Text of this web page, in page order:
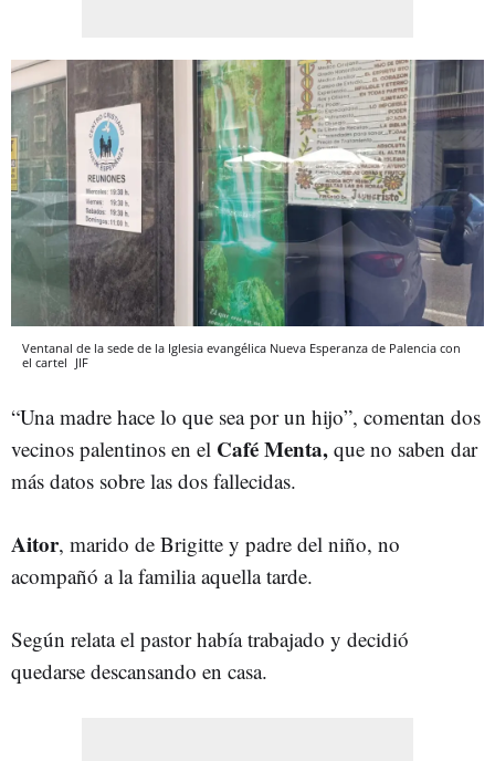
Ventanal de la sede de la Iglesia evangélica Nueva Esperanza de Palencia con
el cartel JIF
“Una madre hace lo que sea por un hijo”, comentan dos
vecinos palentinos en el Café Menta, que no saben dar
más datos sobre las dos fallecidas.
Aitor, marido de Brigitte y padre del niño, no
acompañó a la familia aquella tarde.
Según relata el pastor había trabajado y decidió
quedarse descansando en casa.